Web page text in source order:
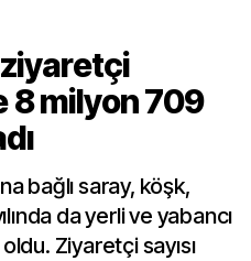
8 milyon 709
bağlı saray, köşk,
da yerli ve yabancı
Ziyaretçi sayısı